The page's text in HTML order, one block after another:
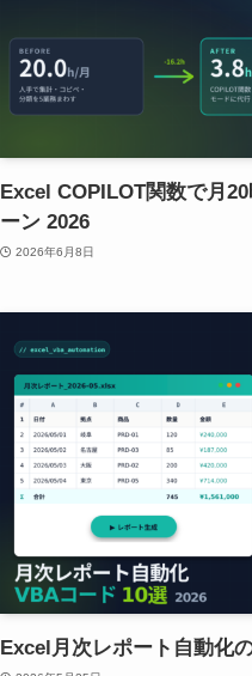
Excel COPILOT関数で月
ーン 2026
2026年6月8日
Excel月次レポート自動化